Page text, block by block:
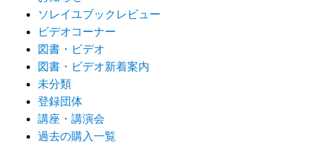
ソレイユブックレビュー
ビデオコーナー
図書・ビデオ
図書・ビデオ新着案内
未分類
登録団体
講座・講演会
過去の購入一覧